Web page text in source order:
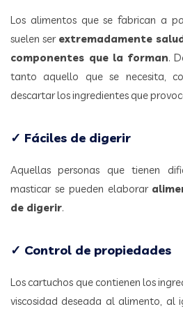
Los alimentos que se fabrican a
suelen ser extremadamente
componentes que la forman.
tanto aquello que se necesita,
descartar los ingredientes que
✓ Fáciles de digerir
Aquellas personas que tienen
masticar se pueden elaborar
de digerir.
✓ Control de propiedades
Los cartuchos que contienen los
viscosidad deseada al alimento, al